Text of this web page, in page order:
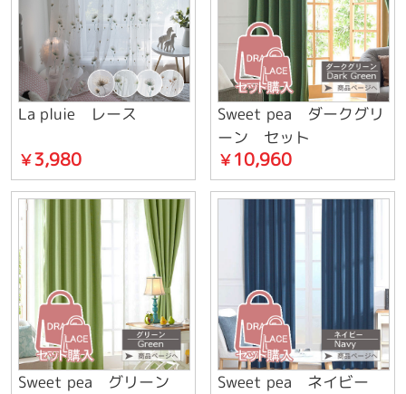
La pluie レース
￥3,980
Sweet pea ダークグリ
ーン セット
￥10,960
Sweet pea グリーン
Sweet pea ネイビー